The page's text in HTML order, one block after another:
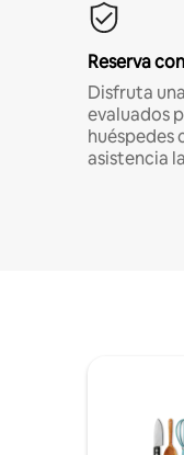
Reserva
Disfruta
evaluados
huéspedes
asistencia